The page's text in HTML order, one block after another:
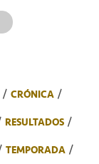
CRÓNICA
RESULTADOS
TEMPORADA